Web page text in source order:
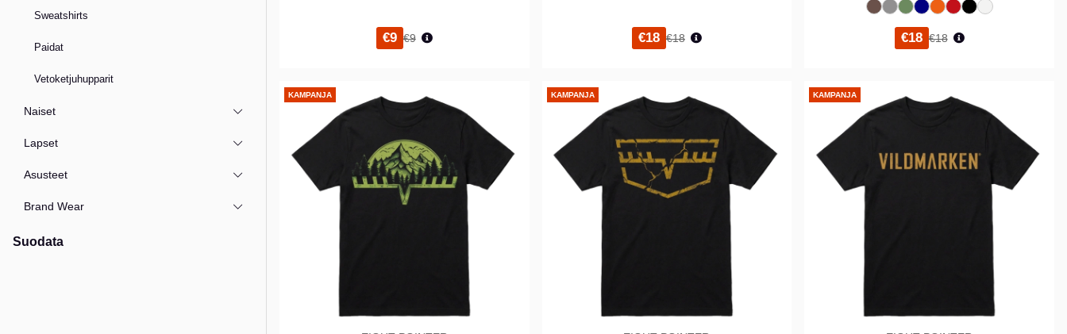
Sweatshirts
Paidat
Vetoketjuhupparit
Naiset
Lapset
Asusteet
Brand Wear
Suodata
€9 Normaali hinta
€9 €18 Normaali hinta
€18 €18 Normaali hinta
€18
KAMPANJA KAMPANJA KAMPANJA